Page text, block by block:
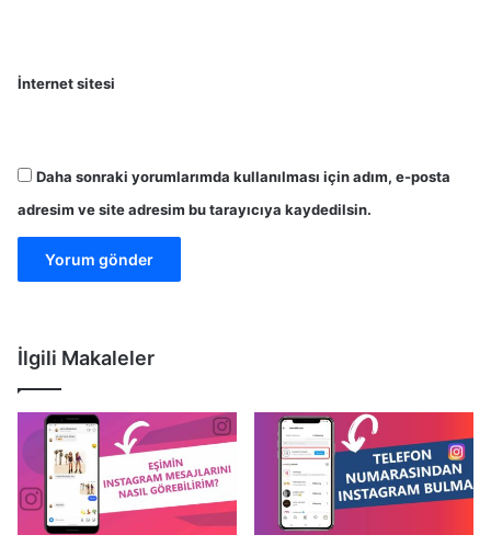
İnternet sitesi
Daha sonraki yorumlarımda kullanılması için adım, e-posta
adresim ve site adresim bu tarayıcıya kaydedilsin.
İlgili Makaleler